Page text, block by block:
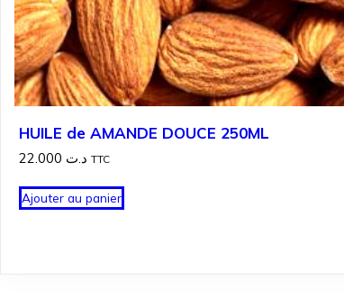
HUILE de AMANDE DOUCE 250ML
د.ت TTC
Ajouter au panier